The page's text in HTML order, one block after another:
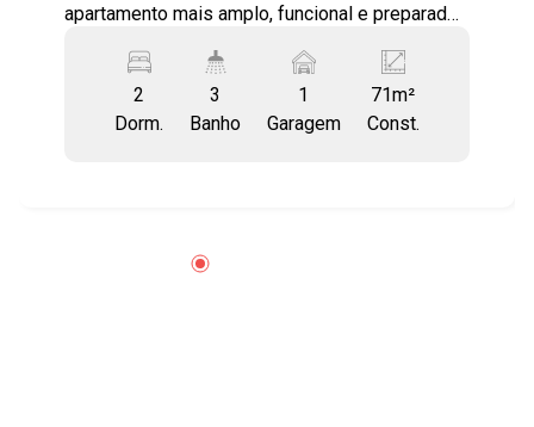
apartamento mais amplo, funcional e preparado
conta com: - 2 suítes - Lavabo - 1 ou 2 vagas de
estacionamento - Hobby box - Integração entre
sala e varanda - Espaço para cama King Size na
Infraestrutura Completa - Infraestrutura para ar-
2
Dorm.
3
Banho
1
Garagem
71m²
Const.